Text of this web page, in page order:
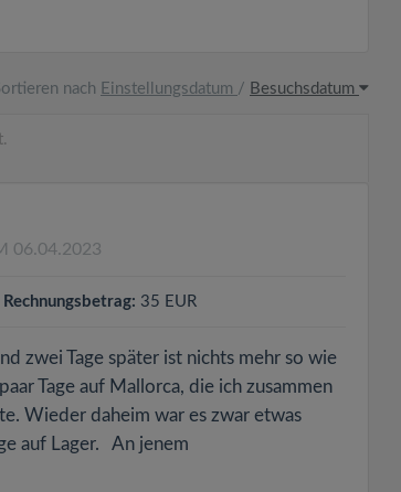
nach Einstellungsdatum / Besuchsdatum
06.04.2023
Rechnungsbetrag: 35 EUR
zwei Tage später ist nichts mehr so wie
Tage auf Mallorca, die ich zusammen
Wieder daheim war es zwar etwas
auf Lager. An jenem